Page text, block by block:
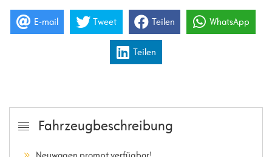
E-mail Tweet Teilen WhatsApp
Teilen
Fahrzeugbeschreibung
Neuwagen prompt verfügbar!